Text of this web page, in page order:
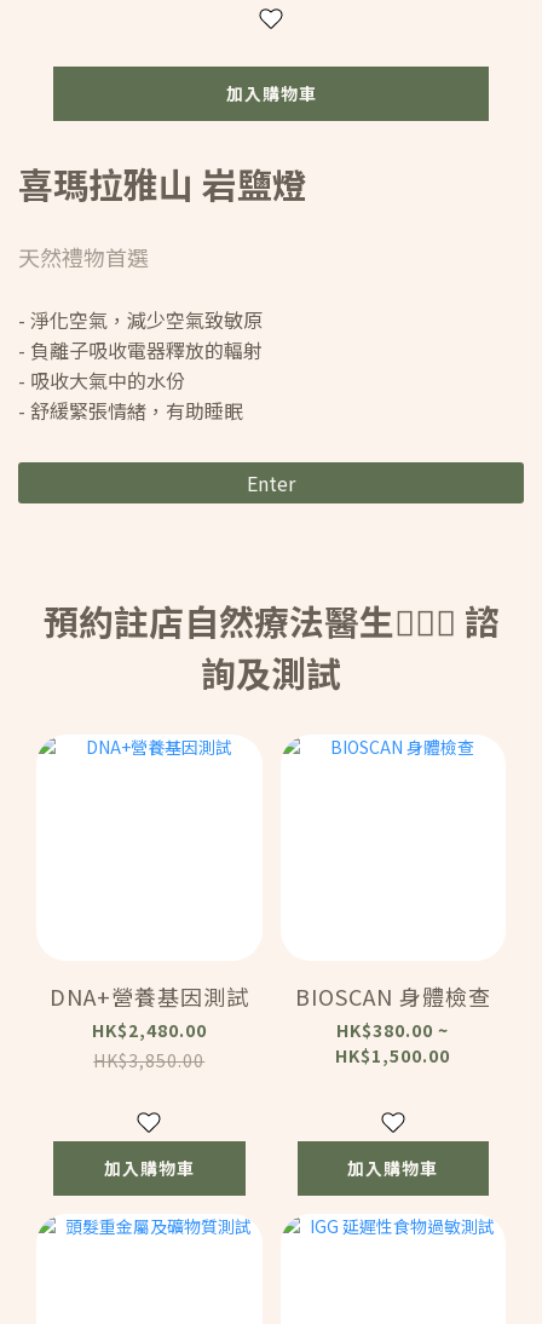
加入購物車
喜瑪拉雅山 岩鹽燈
天然禮物首選
- 淨化空氣，減少空氣致敏原
- 負離子吸收電器釋放的輻射
- 吸收大氣中的水份
- 舒緩緊張情緒，有助睡眠
Enter
預約註店自然療法醫生👩🏻‍⚕️ 諮
詢及測試
DNA+營養基因測試
HK$2,480.00
HK$3,850.00
加入購物車
BIOSCAN 身體檢查
HK$380.00 ~
HK$1,500.00
加入購物車